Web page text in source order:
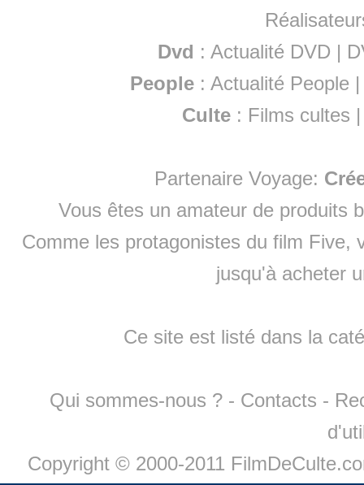
Dvd : Actualité DVD |
People :Actualité People
Culte : Films cultes
Partenaire Voyage:
Vous êtes un amateur de produits
Comme les protagonistes du film Five,
jusqu'à acheter
Ce site est listé dans la
Qui sommes-nous ? - Contacts -
Copyright © 2000-2011